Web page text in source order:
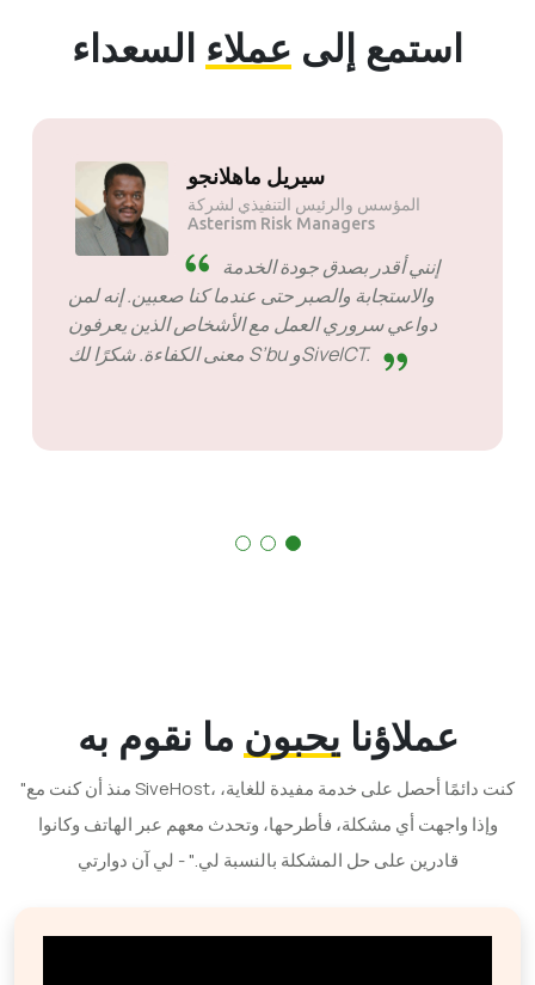
استمع إلى عملاء السعداء
سولي موتسواني
المؤسس والرئيس التنفيذي لشركة
Mogen Pty Ltd
SiveHost مقدمًا - عادةً ما يكون
SiveHost خطوة إلى الأمام ويكون
في الغالب على دراية بالمشكلات مسبقًا. هناك بعض
الحالات التي اضطررت فيها إلى انتظار الرد ولكن هذا
عملاؤنا يحبون ما نقوم به
"منذ أن كنت مع SiveHost، كنت دائمًا أحصل على خدمة مفيدة للغاية،
وإذا واجهت أي مشكلة، فأطرحها، وتحدث معهم عبر الهاتف وكانوا
قادرين على حل المشكلة بالنسبة لي." - لي آن دوارتي